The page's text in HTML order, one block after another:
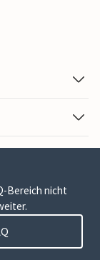
Bereich nicht